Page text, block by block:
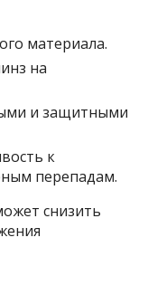
материала.
на
и защитными
к
перепадам.
снизить